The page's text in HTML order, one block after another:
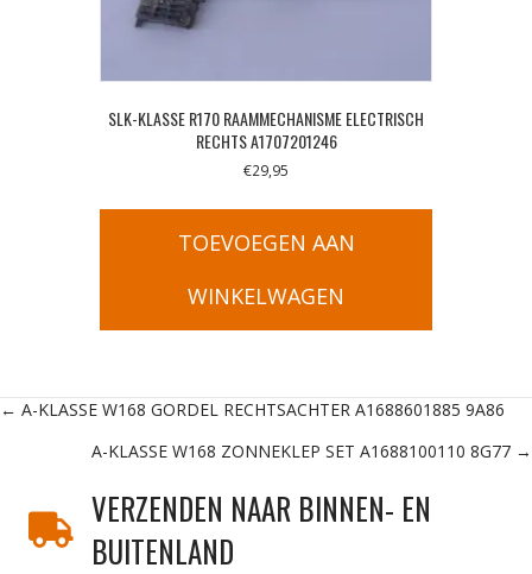
SLK-KLASSE R170 RAAMMECHANISME ELECTRISCH
RECHTS A1707201246
€29,95
TOEVOEGEN AAN
WINKELWAGEN
Posts
navigation
← A-KLASSE W168 GORDEL RECHTSACHTER A1688601885 9A86
A-KLASSE W168 ZONNEKLEP SET A1688100110 8G77 →
VERZENDEN NAAR BINNEN- EN
BUITENLAND